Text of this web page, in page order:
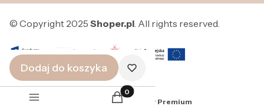
© Copyright 2025 Shoper.pl. All rights reserved.
Sklep internetowy Shoper Premium
Dodaj do koszyka
Produkty w koszyku: 0. Zobacz